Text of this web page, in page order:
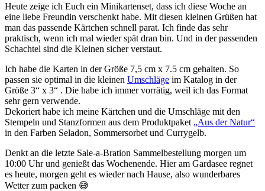
Heute zeige ich Euch ein Minikartenset, dass ich diese Woche an
eine liebe Freundin verschenkt habe. Mit diesen kleinen Grüßen hat
man das passende Kärtchen schnell parat. Ich finde das sehr
praktisch, wenn ich mal wieder spät dran bin. Und in der passenden
Schachtel sind die Kleinen sicher verstaut.
Ich habe die Karten in der Größe 7,5 cm x 7.5 cm gehalten. So
passen sie optimal in die kleinen Umschläge im Katalog in der
Größe 3“ x 3“ . Die habe ich immer vorrätig, weil ich das Format
sehr gern verwende.
Dekoriert habe ich meine Kärtchen und die Umschläge mit den
Stempeln und Stanzformen aus dem Produktpaket „Aus der Natur“
in den Farben Seladon, Sommersorbet und Currygelb.
Denkt an die letzte Sale-a-Bration Sammelbestellung morgen um
10:00 Uhr und genießt das Wochenende. Hier am Gardasee regnet
es heute, morgen geht es wieder nach Hause, also wunderbares
Wetter zum packen 😅